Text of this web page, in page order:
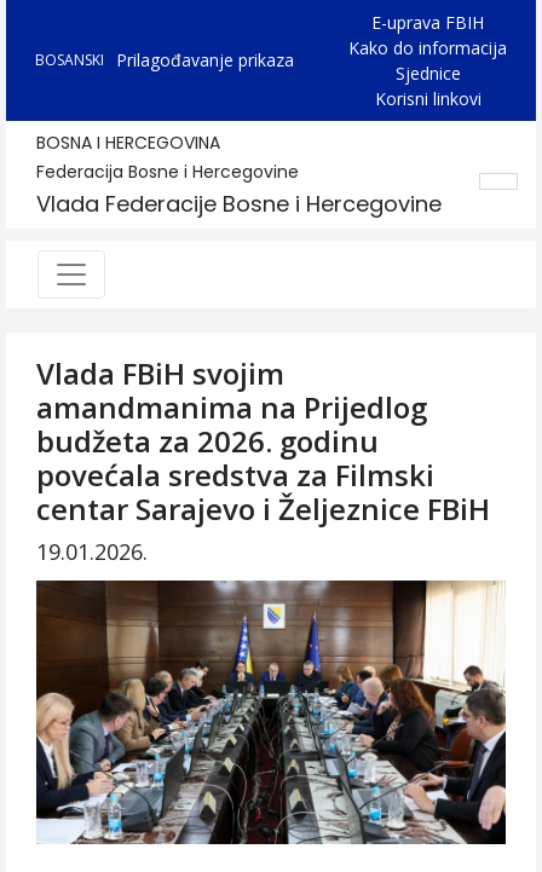
BOSANSKI Prilagođavanje prikaza
E-uprava FBIH
Kako do informacija
Sjednice
Korisni linkovi
BOSNA I HERCEGOVINA
Federacija Bosne i Hercegovine
Vlada Federacije Bosne i Hercegovine
Vlada FBiH svojim
amandmanima na Prijedlog
budžeta za 2026. godinu
povećala sredstva za Filmski
centar Sarajevo i Željeznice FBiH
19.01.2026.